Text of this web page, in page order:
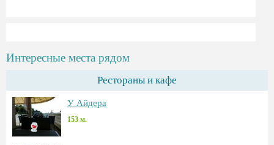
Интересные места рядом
Рестораны и кафе
У Айдера
153 м.